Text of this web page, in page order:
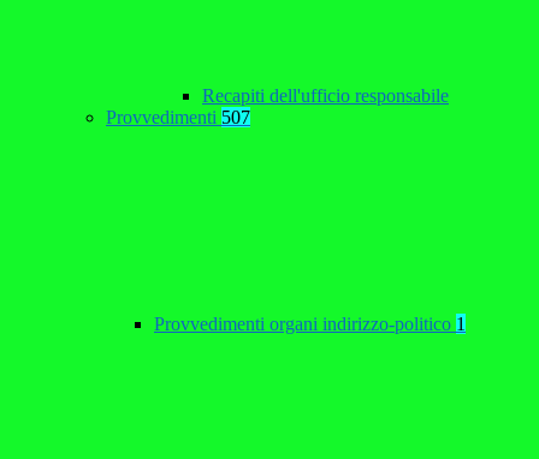
Recapiti dell'ufficio responsabile
Provvedimenti 507
Provvedimenti organi indirizzo-politico 1